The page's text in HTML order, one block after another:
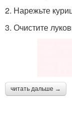
2. Нарежьте
3. Очистите
читать дальше →